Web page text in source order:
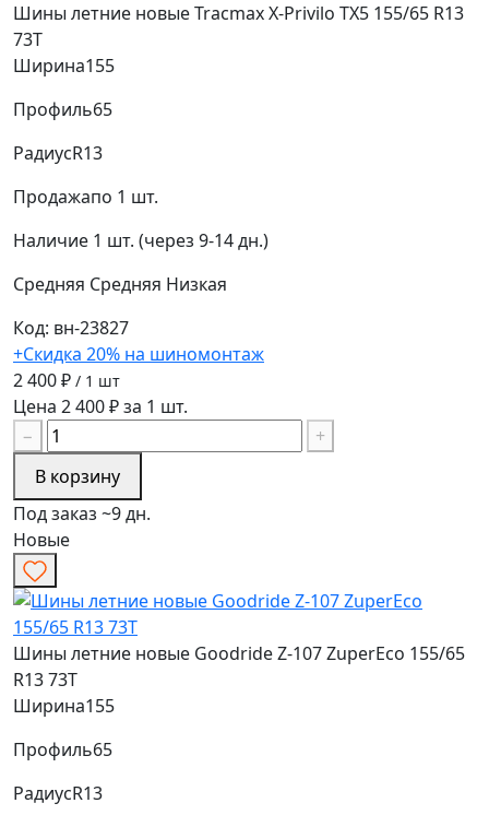
Шины летние новые Tracmax X-Privilo TX5 155/65 R13
73T
Ширина155
Профиль65
РадиусR13
Продажапо 1 шт.
Наличие 1 шт. (через 9-14 дн.)
Средняя Средняя Низкая
Код: вн-23827
+Скидка 20% на шиномонтаж
2 400 ₽ / 1 шт
Цена 2 400 ₽ за 1 шт.
−
+
В корзину
Под заказ ~9 дн.
Новые
Шины летние новые Goodride Z-107 ZuperEco 155/65
R13 73T
Ширина155
Профиль65
РадиусR13